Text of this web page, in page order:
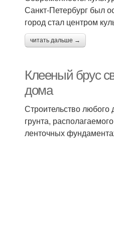
Санкт-Петербург был
город стал центром
читать дальше →
Клееный брус
дома
Строительство
грунта,
ленточных